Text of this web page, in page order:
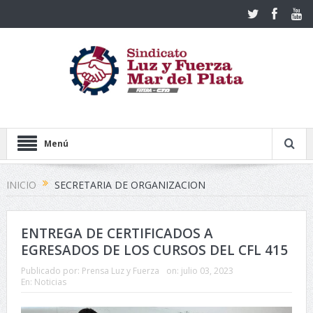
Menú
INICIO SECRETARIA DE ORGANIZACION
ENTREGA DE CERTIFICADOS A
EGRESADOS DE LOS CURSOS DEL CFL 415
Publicado por: Prensa Luz y Fuerza on: julio 03, 2023
En: Noticias